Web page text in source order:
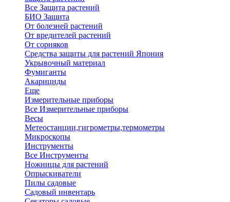
Все Защита растений
БИО Защита
От болезней растений
От вредителей растений
От сорняков
Средства защиты для растений Япония
Укрывочный материал
Фумиганты
Акарициды
Еще
Измерительные приборы
Все Измерительные приборы
Весы
Метеостанции,гигрометры,термометры
Микроскопы
Инструменты
Все Инструменты
Ножницы для растений
Опрыскиватели
Пилы садовые
Садовый инвентарь